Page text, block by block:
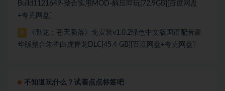
Build1121649-整合实用MOD-解压即玩[72.9GB][百度网盘
+夸克网盘]
8
《卧龙：苍天陨落》免安装v1.0.2绿色中文版国语配音豪
华版整合朱雀白虎青龙DLC[45.4 GB][百度网盘+夸克网盘]
不知道玩什么？试着点点标签吧